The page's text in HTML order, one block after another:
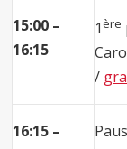
15:00 –
16:15
1ère
/
16:15 –